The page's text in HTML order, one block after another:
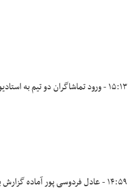
۱۵:۱۳ - ورود تماشاگران دو تیم به استادیوم الجنوب
۱۴:۵۹ - عادل فردوسی پور آماده گزارش بازی پرسپولیس - اولسان